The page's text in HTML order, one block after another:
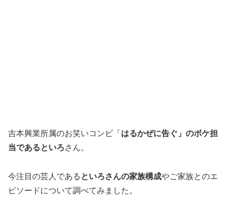
吉本興業所属のお笑いコンビ「 はるかぜに告ぐ」のボケ担
当であるといろさん。
今注目の芸人である といろさんの家族構成やご家族とのエ
ピソードについて調べてみました。